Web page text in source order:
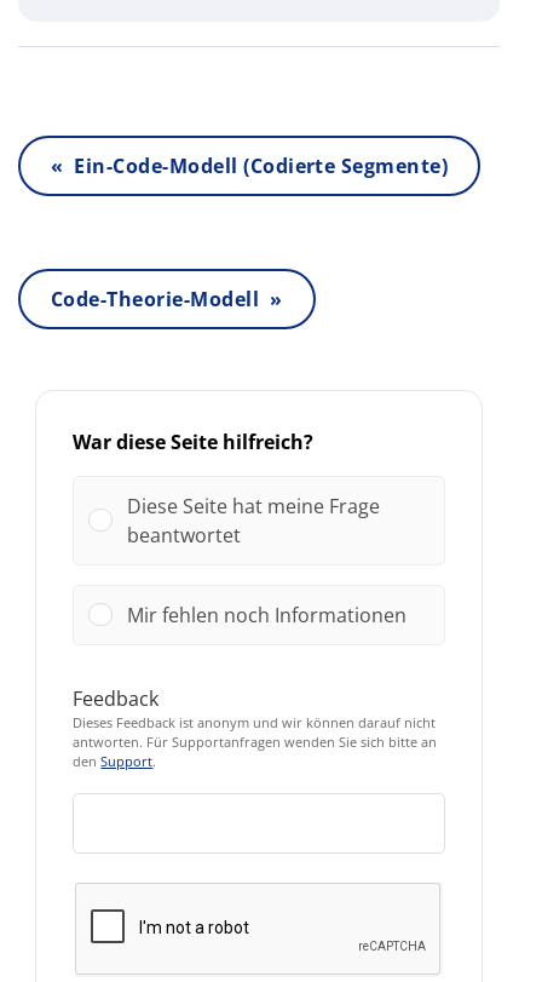
« Ein-Code-Modell (Codierte Segmente)
Code-Theorie-Modell »
War diese Seite hilfreich?
Diese Seite hat meine Frage
beantwortet
Mir fehlen noch Informationen
Feedback
Dieses Feedback ist anonym und wir können darauf nicht
antworten. Für Supportanfragen wenden Sie sich bitte an
denSupport.